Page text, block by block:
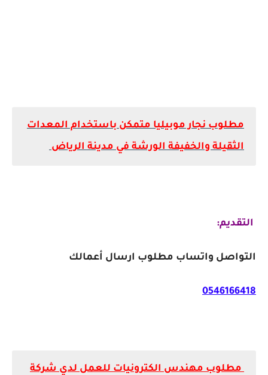
مطلوب نجار موبيليا متمكن باستخدام المعدات
الثقيلة والخفيفة الورشة في مدينة الرياض
التقديم:
التواصل واتساب مطلوب ارسال أعمالك
0546166418
مطلوب مهندس الكترونيات للعمل لدي شركة